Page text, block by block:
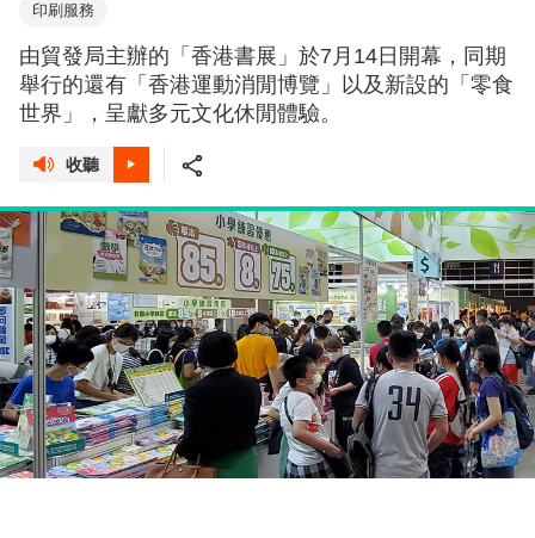
印刷服務
由貿發局主辦的「香港書展」於7月14日開幕，同期
舉行的還有「香港運動消閒博覽」以及新設的「零食
世界」，呈獻多元文化休閒體驗。
收聽